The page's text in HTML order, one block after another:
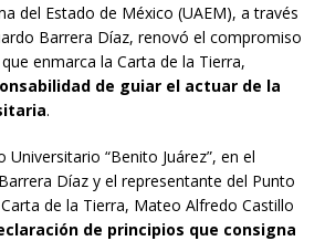
del Estado de México (UAEM), a través
Barrera Díaz, renovó el compromiso
enmarca la Carta de la Tierra,
de guiar el actuar de la
.
Universitario “Benito Juárez”, en el
Díaz y el representante del Punto
de la Tierra, Mateo Alfredo Castillo
de principios que consigna